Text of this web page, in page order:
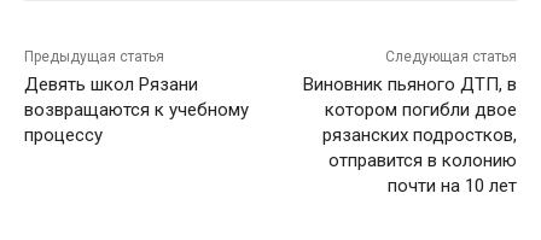
Предыдущая статья
Девять школ Рязани
возвращаются к учебному
процессу
Следующая статья
Виновник пьяного ДТП, в
котором погибли двое
рязанских подростков,
отправится в колонию
почти на 10 лет